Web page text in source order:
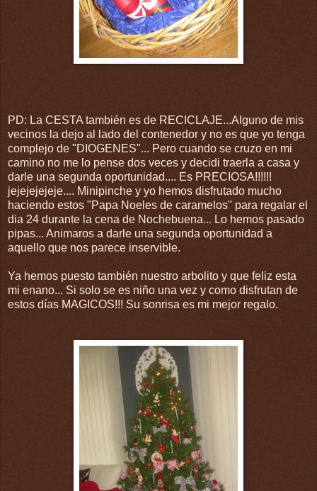
PD: La CESTA también es de RECICLAJE...Alguno de mis
vecinos la dejo al lado del contenedor y no es que yo tenga
complejo de "DIOGENES"... Pero cuando se cruzo en mi
camino no me lo pense dos veces y decidi traerla a casa y
darle una segunda oportunidad.... Es PRECIOSA!!!!!!
jejejejejeje.... Minipinche y yo hemos disfrutado mucho
haciendo estos "Papa Noeles de caramelos" para regalar el
dia 24 durante la cena de Nochebuena... Lo hemos pasado
pipas... Animaros a darle una segunda oportunidad a
aquello que nos parece inservible.
Ya hemos puesto también nuestro arbolito y que feliz esta
mi enano... Si solo se es niño una vez y como disfrutan de
estos días MAGICOS!!! Su sonrisa es mi mejor regalo.